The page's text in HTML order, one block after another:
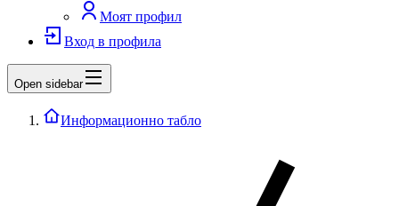
Моят профил
Вход в профила
Open sidebar
Информационно табло